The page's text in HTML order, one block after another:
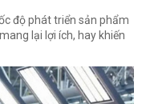
độ phát triển sản phẩm
lại lợi ích, hay khiến